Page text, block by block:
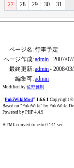
27
28 29 30 31
ページ名:行事予定
ページ作成:admin- 2007/
最終更新:admin- 2008/
編集可:admin
Modified by 佐野雅則
"PukiWikiMod" 1.6.6.1 Copyright ©
Based on "PukiWiki" by PukiWiki
Powered by PHP 4.4.9
HTML convert time to 0.141 sec.